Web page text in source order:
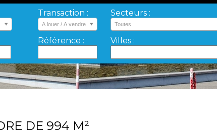
Transaction :
A louer / A vendre
Référence :
Secteurs :
Toutes
Villes :
DE 994 M²